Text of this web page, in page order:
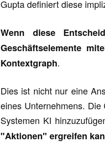
Gupta definiert diese
Wenn diese
Geschäftselemente
Kontextgraph.
Dies ist nicht nur eine
eines Unternehmens.
Systemen KI
"Aktionen" ergreifen